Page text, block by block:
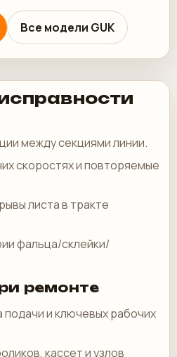
Все модели GUK
между секциями линии.
скоростях и повторяемые
листа в тракте
фальца/склейки/
ремонте
подачи и ключевых рабочих
кассет и узлов